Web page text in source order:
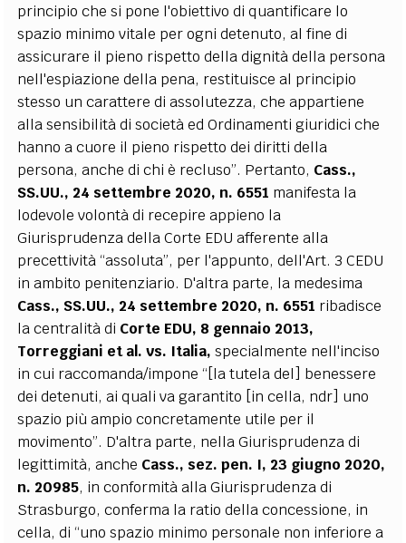
principio che si pone l'obiettivo di quantificare lo
spazio minimo vitale per ogni detenuto, al fine di
assicurare il pieno rispetto della dignità della persona
nell'espiazione della pena, restituisce al principio
stesso un carattere di assolutezza, che appartiene
alla sensibilità di società ed Ordinamenti giuridici che
hanno a cuore il pieno rispetto dei diritti della
persona, anche di chi è recluso”. Pertanto, Cass.,
SS.UU., 24 settembre 2020, n. 6551 manifesta la
lodevole volontà di recepire appieno la
Giurisprudenza della Corte EDU afferente alla
precettività “assoluta”, per l'appunto, dell'Art. 3 CEDU
in ambito penitenziario. D'altra parte, la medesima
Cass., SS.UU., 24 settembre 2020, n. 6551 ribadisce
la centralità di Corte EDU, 8 gennaio 2013,
Torreggiani et al. vs. Italia, specialmente nell'inciso
in cui raccomanda/impone “[la tutela del] benessere
dei detenuti, ai quali va garantito [in cella, ndr] uno
spazio più ampio concretamente utile per il
movimento”. D'altra parte, nella Giurisprudenza di
legittimità, anche Cass., sez. pen. I, 23 giugno 2020,
n. 20985, in conformità alla Giurisprudenza di
Strasburgo, conferma la ratio della concessione, in
cella, di “uno spazio minimo personale non inferiore a